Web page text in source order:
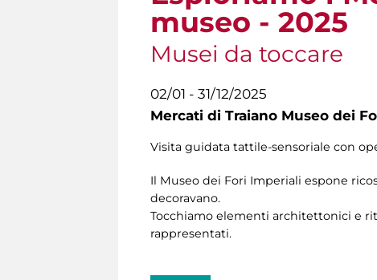
museo - 2025
Musei da toccare
02/01 - 31/12/2025
Mercati di Traiano Museo dei
Visita guidata tattile-sensoriale con
Il Museo dei Fori Imperiali espone
decoravano.
Tocchiamo elementi architettonici e
rappresentati.